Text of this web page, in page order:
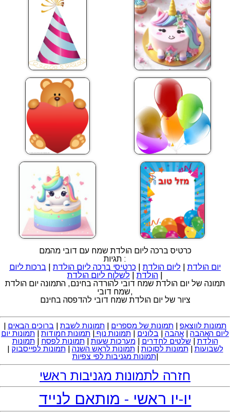
כרטיס ברכה ליום הולדת שמח עם דובי מהמם
תגיות :
יום הולדת
ליום הולדת כרטיסי ברכה ליום הולדת
ברכות ליום
הולדת
לשלוח ליום הולדת
תמונה של יום הולדת שמח דובי להורדה בחינם, התמונה יום הולדת
שמח דובי,
ציור של יום הולדת שמח דובי להדפסה בחינם
תמונות לווצאפ | תמונות של מספרים | תמונות לשבת | ברוכים הבאים |
ליום האהבה | אהבה | בלונים | תמונות נוף | תמונות חמודות | תמונות יום
הולדת |שלטים לחדרים | מערכות שעות | תמונות לפסח | תמונות
לשבועות | תמונות לסוכות | תמונות לראש השנה | תמונות לפייסבוק |
תמונות מגניבות לפי צפיות|
חזרה לתמונות מגניבות ראשי
יו-יו ראשי - מותאם לנייד